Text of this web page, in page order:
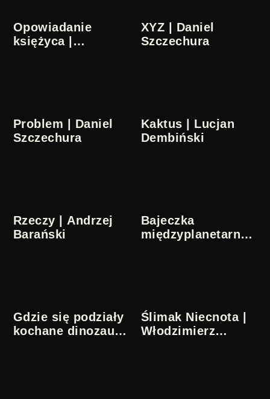
Opowiadanie
księżyca |
XYZ | Daniel
Szczechura
Problem | Daniel
Szczechura
Kaktus | Lucjan
Dembiński
Rzeczy | Andrzej
Barański
Bajeczka
międzyplanetarna |
Gdzie się podziały
kochane dinozaury
Ślimak Niecnota |
Włodzimierz